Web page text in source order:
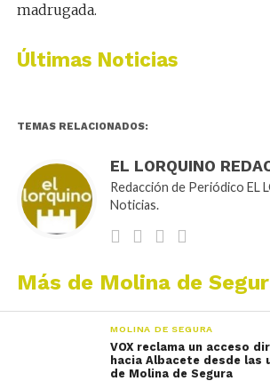
madrugada.
Últimas Noticias
TEMAS RELACIONADOS:
EL LORQUINO
Redacción de Periódico EL
Noticias.
Más de Molina de
MOLINA DE SEGURA
VOX reclama un acceso
hacia Albacete desde las
de Molina de Segura